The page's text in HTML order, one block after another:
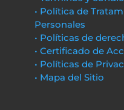
• Política de
Personales
• Políticas de
• Certificado de
• Políticas de
• Mapa del Sitio